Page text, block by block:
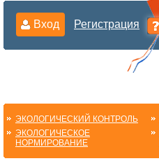
Вход Регистрация
ЭКОЛОГИЧЕСКИЙ КОНТРОЛЬ
ЭКОЛОГИЧЕСКОЕ
НОРМИРОВАНИЕ